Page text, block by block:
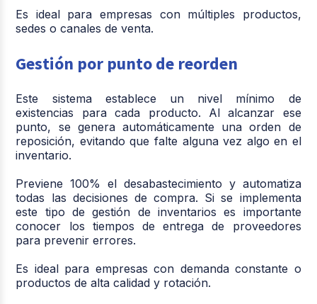
Es ideal para empresas con múltiples productos,
sedes o canales de venta.
Gestión por punto de reorden
Este sistema establece un nivel mínimo de
existencias para cada producto. Al alcanzar ese
punto, se genera automáticamente una orden de
reposición, evitando que falte alguna vez algo en el
inventario.
Previene 100% el desabastecimiento y automatiza
todas las decisiones de compra. Si se implementa
este tipo de gestión de inventarios es importante
conocer los tiempos de entrega de proveedores
para prevenir errores.
Es ideal para empresas con demanda constante o
productos de alta calidad y rotación.